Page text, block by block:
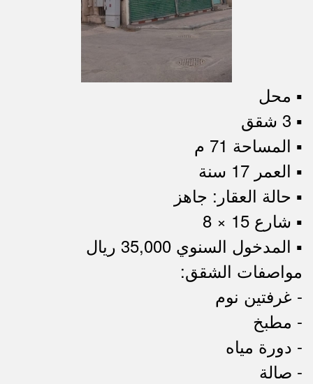
▪︎ محل
▪︎ 3 شقق
▪︎ المساحة 71 م
▪︎ العمر 17 سنة
▪︎ حالة العقار: جاهز
▪︎ شارع 15 × 8
▪︎ المدخول السنوي 35,000 ريال
مواصفات الشقق:
- غرفتين نوم
- مطبخ
- دورة مياه
- صالة